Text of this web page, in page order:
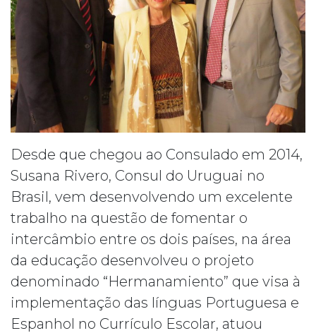
Desde que chegou ao Consulado em 2014,
Susana Rivero, Consul do Uruguai no
Brasil, vem desenvolvendo um excelente
trabalho na questão de fomentar o
intercâmbio entre os dois países, na área
da educação desenvolveu o projeto
denominado “Hermanamiento” que visa à
implementação das línguas Portuguesa e
Espanhol no Currículo Escolar, atuou